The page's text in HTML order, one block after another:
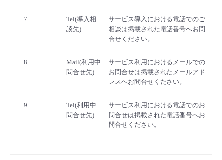
7
Tel(導入相
談先)
サービス導入における電話でのご
相談は掲載された電話番号へお問
合せください。
8
Mail(利用中
問合せ先)
サービス利用におけるメールでの
お問合せは掲載されたメールアド
レスへお問合せください。
9
Tel(利用中
問合せ先)
サービス利用における電話でのお
問合せは掲載された電話番号へお
問合せください。